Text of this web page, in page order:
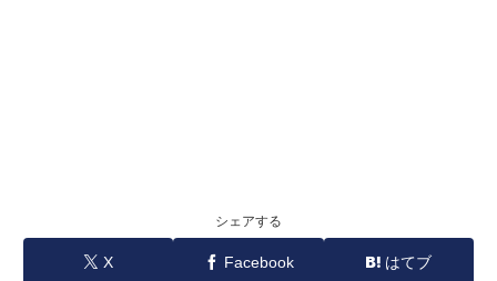
シェアする
X Facebook はてブ